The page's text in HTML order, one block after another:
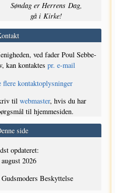
Søn­dag er Her­rens Dag,
gå i Kirke!
ved fader Poul Seb­be­
kan kon­tak­tes pr. e‑mail
fle­re kontaktoplysninger
til web­ma­ster, hvis du har
til hjemmesiden.
side
opda­te­ret:
2026
Beskyttelse